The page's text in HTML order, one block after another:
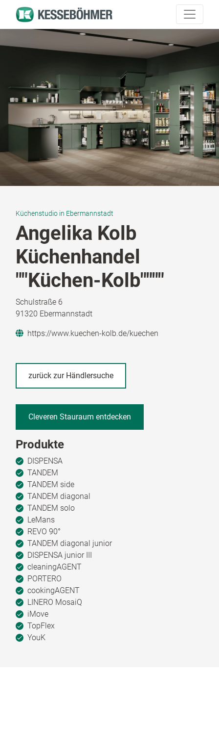
Küchenstudio in Ebermannstadt
Angelika Kolb
Küchenhandel
""Küchen-Kolb""""
Schulstraße 6
91320 Ebermannstadt
https://www.kuechen-kolb.de/kuechen
zurück zur Händlersuche
Cleveren Stauraum entdecken
Produkte
DISPENSA
TANDEM
TANDEM side
TANDEM diagonal
TANDEM solo
LeMans
REVO 90°
TANDEM diagonal junior
DISPENSA junior III
cleaningAGENT
PORTERO
cookingAGENT
LINERO MosaiQ
iMove
TopFlex
YouK